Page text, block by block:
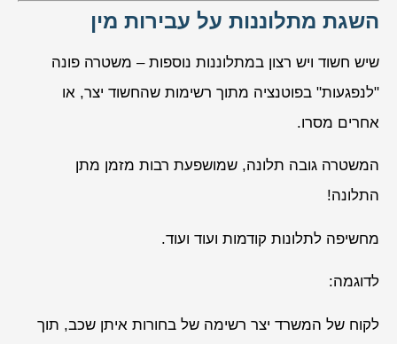
השגת מתלוננות על עבירות מין
שיש חשוד ויש רצון במתלוננות נוספות – משטרה פונה
"לנפגעות" בפוטנציה מתוך רשימות שהחשוד יצר, או
אחרים מסרו.
המשטרה גובה תלונה, שמושפעת רבות מזמן מתן
התלונה!
מחשיפה לתלונות קודמות ועוד ועוד.
לדוגמה:
לקוח של המשרד יצר רשימה של בחורות איתן שכב, תוך